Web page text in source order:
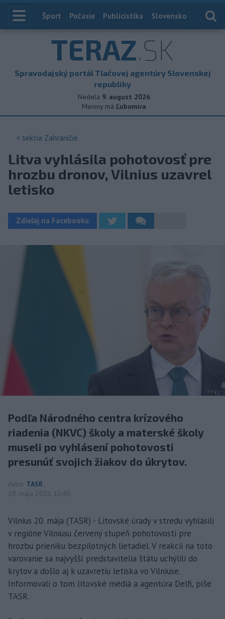
Index
Šport Počasie Publicistika Slovensko
TERAZ.SK
Spravodajský portál Tlačovej agentúry Slovenskej
republiky
Nedela 9. august 2026
Meniny má Ľubomíra
< sekcia Zahraničie
Litva vyhlásila pohotovosť pre
hrozbu dronov, Vilnius uzavrel
letisko
Zdieľaj na Facebooku
Podľa Národného centra krízového
riadenia (NKVC) školy a materské školy
museli po vyhlásení pohotovosti
presunúť svojich žiakov do úkrytov.
Autor TASR
20. mája 2026 10:40
Vilnius 20. mája (TASR) - Litovské úrady v stredu vyhlásili
v regióne Vilniusu červený stupeň pohotovosti pre
hrozbu prieniku bezpilotných lietadiel. V reakcii na toto
varovanie sa najvyšší predstavitelia štátu uchýlili do
krytov a došlo aj k uzavretiu letiska vo Vilniuse.
Informovali o tom litovské médiá a agentúra Delfi, píše
TASR.